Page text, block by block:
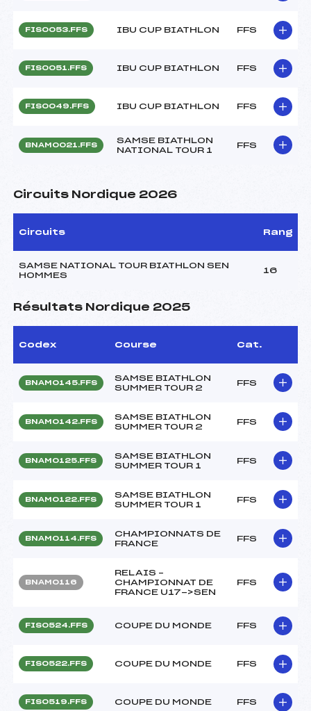
FIS0053.FFS IBU CUP BIATHLON FFS
FIS0051.FFS IBU CUP BIATHLON FFS
FIS0049.FFS IBU CUP BIATHLON FFS
BNAM0021.FFS
SAMSE BIATHLON
NATIONAL TOUR 1
FFS
Circuits Nordique 2026
Circuits Rang
SAMSE NATIONAL TOUR BIATHLON SEN
HOMMES
16
Résultats Nordique 2025
Codex Course Cat.
BNAM0145.FFS
SAMSE BIATHLON
SUMMER TOUR 2
FFS
BNAM0142.FFS
SAMSE BIATHLON
SUMMER TOUR 2
FFS
BNAM0125.FFS
SAMSE BIATHLON
SUMMER TOUR 1
FFS
BNAM0122.FFS
SAMSE BIATHLON
SUMMER TOUR 1
FFS
BNAM0114.FFS
CHAMPIONNATS DE
FRANCE
FFS
BNAM0116
RELAIS –
CHAMPIONNAT DE
FRANCE U17->SEN
FFS
FIS0524.FFS COUPE DU MONDE FFS
FIS0522.FFS COUPE DU MONDE FFS
FIS0519.FFS COUPE DU MONDE FFS